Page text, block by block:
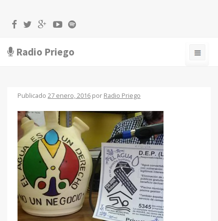
Radio Priego
Publicado 27 enero, 2016por Radio Priego